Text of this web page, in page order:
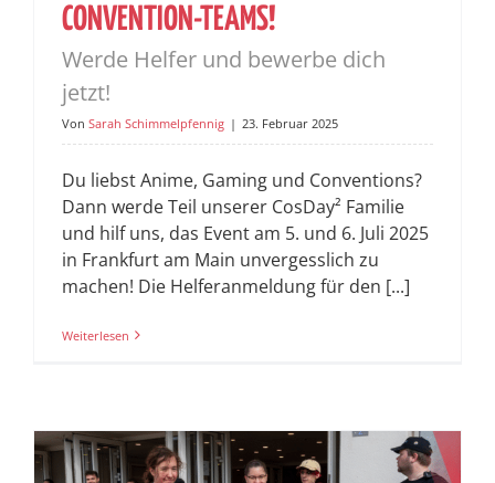
ONVENTION-TEAMS!
Werde Helfer und bewerbe dich
jetzt!
Von Sarah Schimmelpfennig | 23. Februar 2025
Du liebst Anime, Gaming und Conventions?
Dann werde Teil unserer CosDay² Familie
und hilf uns, das Event am 5. und 6. Juli 2025
in Frankfurt am Main unvergesslich zu
machen! Die Helferanmeldung für den [...]
Weiterlesen